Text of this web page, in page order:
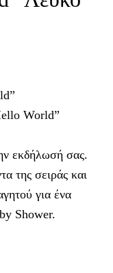
World”
εκδήλωσή σας.
της σειράς και
για ένα
Shower.